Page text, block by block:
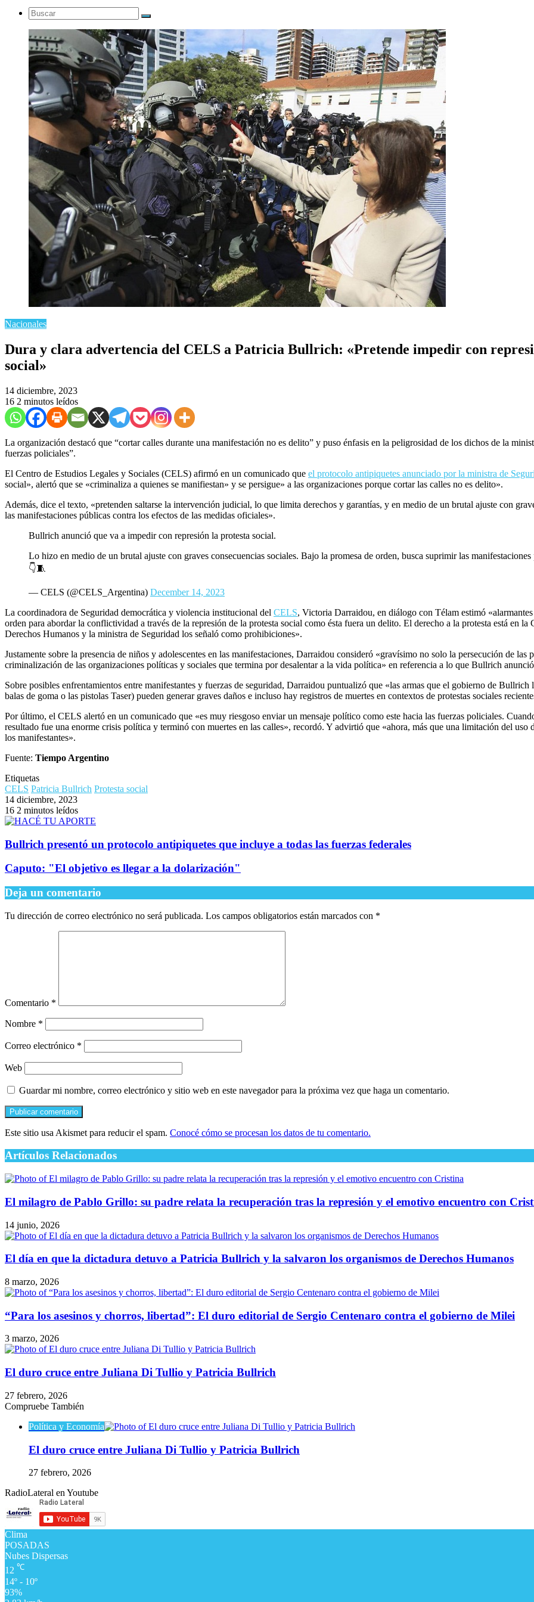
Buscar
Nacionales
Dura y clara advertencia del CELS a Patricia Bullrich: «Pretende impedir con
social»
14 diciembre, 2023
16 2 minutos leídos
La organización destacó que “cortar calles durante una manifestación no es delito” y puso énfasis en la peligrosidad de los dichos de la
fuerzas policiales”.
El Centro de Estudios Legales y Sociales (CELS) afirmó en un comunicado que el protocolo antipiquetes anunciado por la ministra de
social», alertó que se «criminaliza a quienes se manifiestan» y se persigue» a las organizaciones porque cortar las calles no es delito».
Además, dice el texto, «pretenden saltarse la intervención judicial, lo que limita derechos y garantías, y en medio de un brutal ajuste con
las manifestaciones públicas contra los efectos de las medidas oficiales».
Bullrich anunció que va a impedir con represión la protesta social.
Lo hizo en medio de un brutal ajuste con graves consecuencias sociales. Bajo la promesa de orden, busca suprimir las
👇🧵
— CELS (@CELS_Argentina) December 14, 2023
La coordinadora de Seguridad democrática y violencia institucional del CELS, Victoria Darraidou, en diálogo con Télam estimó
orden para abordar la conflictividad a través de la represión de la protesta social como ésta fuera un delito. El derecho a la protesta está en
Derechos Humanos y la ministra de Seguridad los señaló como prohibiciones».
Justamente sobre la presencia de niños y adolescentes en las manifestaciones, Darraidou consideró «gravísimo no solo la persecución de las
criminalización de las organizaciones políticas y sociales que termina por desalentar a la vida política» en referencia a lo que Bullrich
Sobre posibles enfrentamientos entre manifestantes y fuerzas de seguridad, Darraidou puntualizó que «las armas que el gobierno de Bullrich
balas de goma o las pistolas Taser) pueden generar graves daños e incluso hay registros de muertes en contextos de protestas sociales
Por último, el CELS alertó en un comunicado que «es muy riesgoso enviar un mensaje político como este hacia las fuerzas policiales.
resultado fue una enorme crisis política y terminó con muertes en las calles», recordó. Y advirtió que «ahora, más que una limitación del
los manifestantes».
Fuente: Tiempo Argentino
Etiquetas
CELS Patricia Bullrich Protesta social
14 diciembre, 2023
16 2 minutos leídos
Bullrich presentó un protocolo antipiquetes que incluye a todas las fuerzas federales
Caputo: "El objetivo es llegar a la dolarización"
Deja un comentario
Tu dirección de correo electrónico no será publicada. Los campos obligatorios están marcados con *
Comentario *
Nombre *
Correo electrónico *
Web
Guardar mi nombre, correo electrónico y sitio web en este navegador para la próxima vez que haga un comentario.
Este sitio usa Akismet para reducir el spam. Conocé cómo se procesan los datos de tu comentario.
Artículos Relacionados
El milagro de Pablo Grillo: su padre relata la recuperación tras la represión y el emotivo encuentro con
14 junio, 2026
El día en que la dictadura detuvo a Patricia Bullrich y la salvaron los organismos de Derechos Humanos
8 marzo, 2026
“Para los asesinos y chorros, libertad”: El duro editorial de Sergio Centenaro contra el gobierno de Milei
3 marzo, 2026
El duro cruce entre Juliana Di Tullio y Patricia Bullrich
27 febrero, 2026
Compruebe También
Política y Economía
El duro cruce entre Juliana Di Tullio y Patricia Bullrich
27 febrero, 2026
RadioLateral en Youtube
Clima
POSADAS
Nubes Dispersas
12 ℃
14º - 10º
93%